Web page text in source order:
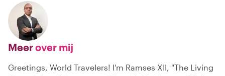
Meerover mij
Greetings, World Travelers! I'm Ramses XII, "The Living